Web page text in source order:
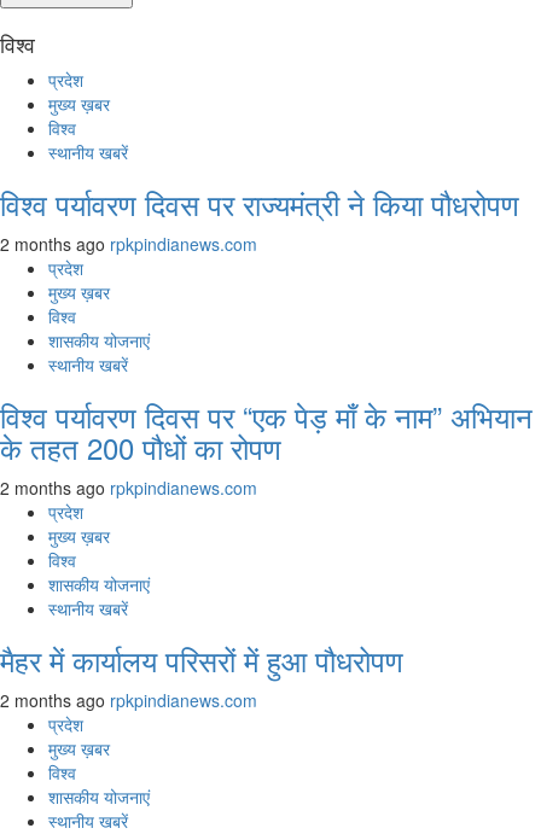
विश्व
प्रदेश
मुख्य ख़बर
विश्व
स्थानीय खबरें
विश्व पर्यावरण दिवस पर राज्यमंत्री ने किया पौधरोपण
2 months ago rpkpindianews.com
प्रदेश
मुख्य ख़बर
विश्व
शासकीय योजनाएं
स्थानीय खबरें
विश्व पर्यावरण दिवस पर “एक पेड़ माँ के नाम” अभियान
के तहत 200 पौधों का रोपण
2 months ago rpkpindianews.com
प्रदेश
मुख्य ख़बर
विश्व
शासकीय योजनाएं
स्थानीय खबरें
मैहर में कार्यालय परिसरों में हुआ पौधरोपण
2 months ago rpkpindianews.com
प्रदेश
मुख्य ख़बर
विश्व
शासकीय योजनाएं
स्थानीय खबरें